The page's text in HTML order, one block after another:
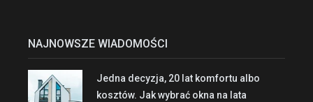
NAJNOWSZE WIADOMOŚCI
Jedna decyzja, 20 lat komfortu albo
kosztów. Jak wybrać okna na lata